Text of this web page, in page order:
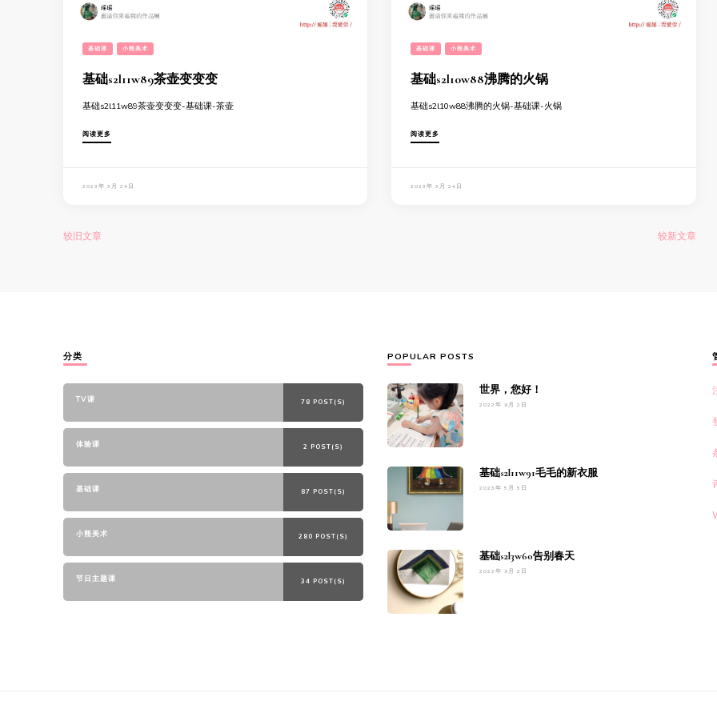
基础课 小熊美术
基础s2l11w89茶壶变变变
基础s2l11w89茶壶变变变-基础课-茶壶
阅读更多
2023年 3月 24日
基础课 小熊美术
基础s2l10w88沸腾的火锅
基础s2l10w88沸腾的火锅-基础课-火锅
阅读更多
2023年 3月 24日
文
较旧文章 较新文章
分类
TV课 78 POST(S)
体验课 2 POST(S)
基础课 87 POST(S)
小熊美术 280 POST(S)
节日主题课 34 POST(S)
POPULAR POSTS
世界，您好！
2022年 9月 2日
基础s2l11w91毛毛的新衣服
2023年 5月 5日
基础s2l3w60告别春天
2022年 9月 2日